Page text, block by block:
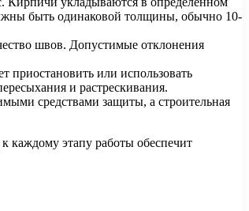
быть одинаковой толщины, обычно 10-
швов. Допустимые отклонения
приостановить или использовать
и растрескивания.
средствами защиты, а строительная
каждому этапу работы обеспечит